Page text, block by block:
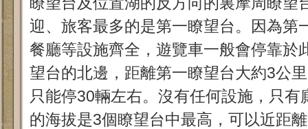
迎、旅客最多的是第一瞭望台。因為第
餐廳等設施齊全，遊覽車一般會停靠於
望台的北邊，距離第一瞭望台大約3公
只能停30輛左右。沒有任何設施，只有
的海拔是3個瞭望台中最高，可以近距